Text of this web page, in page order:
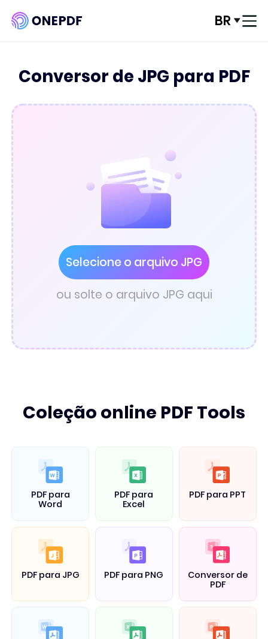
BR
Converter de PDF
Convert para PDF
Otimizar PDF
Organizar PDF
Editar PDF
Segurança de PDF
Conversor de PDF
Conversor de JPG para PDF
Selecione o arquivo JPG
ou solte o arquivo JPG aqui
Coleção online PDF Tools
PDF para
Word
PDF para
Excel
PDF para PPT
PDF para JPG PDF para PNG
Conversor de
PDF